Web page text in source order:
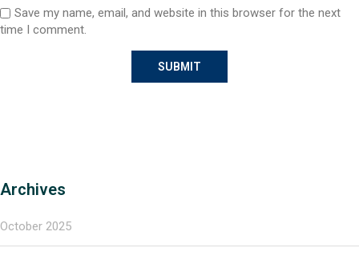
Save my name, email, and website in this browser for the next
time I comment.
Archives
October 2025